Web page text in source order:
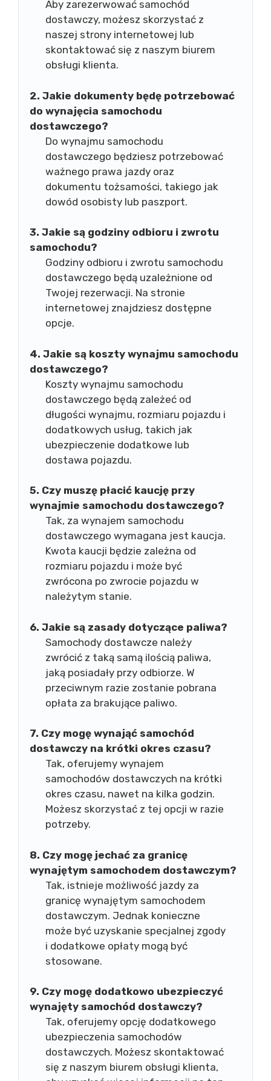
Aby zarezerwować samochód
dostawczy, możesz skorzystać z
naszej strony internetowej lub
skontaktować się z naszym biurem
obsługi klienta.
2. Jakie dokumenty będę potrzebować
do wynajęcia samochodu
dostawczego?
Do wynajmu samochodu
dostawczego będziesz potrzebować
ważnego prawa jazdy oraz
dokumentu tożsamości, takiego jak
dowód osobisty lub paszport.
3. Jakie są godziny odbioru i zwrotu
samochodu?
Godziny odbioru i zwrotu samochodu
dostawczego będą uzależnione od
Twojej rezerwacji. Na stronie
internetowej znajdziesz dostępne
opcje.
4. Jakie są koszty wynajmu samochodu
dostawczego?
Koszty wynajmu samochodu
dostawczego będą zależeć od
długości wynajmu, rozmiaru pojazdu i
dodatkowych usług, takich jak
ubezpieczenie dodatkowe lub
dostawa pojazdu.
5. Czy muszę płacić kaucję przy
wynajmie samochodu dostawczego?
Tak, za wynajem samochodu
dostawczego wymagana jest kaucja.
Kwota kaucji będzie zależna od
rozmiaru pojazdu i może być
zwrócona po zwrocie pojazdu w
należytym stanie.
6. Jakie są zasady dotyczące paliwa?
Samochody dostawcze należy
zwrócić z taką samą ilością paliwa,
jaką posiadały przy odbiorze. W
przeciwnym razie zostanie pobrana
opłata za brakujące paliwo.
7. Czy mogę wynająć samochód
dostawczy na krótki okres czasu?
Tak, oferujemy wynajem
samochodów dostawczych na krótki
okres czasu, nawet na kilka godzin.
Możesz skorzystać z tej opcji w razie
potrzeby.
8. Czy mogę jechać za granicę
wynajętym samochodem dostawczym?
Tak, istnieje możliwość jazdy za
granicę wynajętym samochodem
dostawczym. Jednak konieczne
może być uzyskanie specjalnej zgody
i dodatkowe opłaty mogą być
stosowane.
9. Czy mogę dodatkowo ubezpieczyć
wynajęty samochód dostawczy?
Tak, oferujemy opcję dodatkowego
ubezpieczenia samochodów
dostawczych. Możesz skontaktować
się z naszym biurem obsługi klienta,